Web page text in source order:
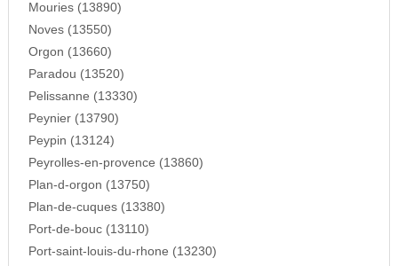
Mouries (13890)
Noves (13550)
Orgon (13660)
Paradou (13520)
Pelissanne (13330)
Peynier (13790)
Peypin (13124)
Peyrolles-en-provence (13860)
Plan-d-orgon (13750)
Plan-de-cuques (13380)
Port-de-bouc (13110)
Port-saint-louis-du-rhone (13230)